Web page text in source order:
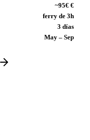
~95€ €
ferry de 3h
3 días
May – Sep